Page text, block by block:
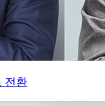
전환